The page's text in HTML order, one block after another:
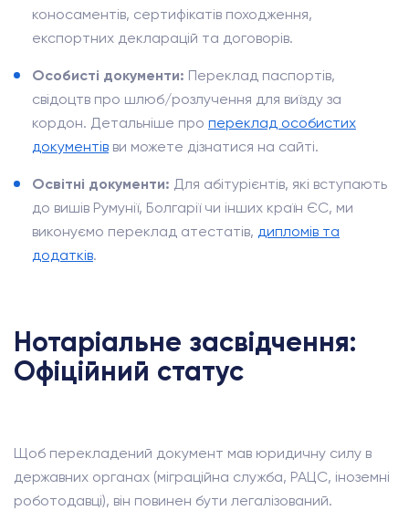
коносаментів, сертифікатів походження,
експортних декларацій та договорів.
Особисті документи: Переклад паспортів,
свідоцтв про шлюб/розлучення для виїзду за
кордон. Детальніше про переклад особистих
документів ви можете дізнатися на сайті.
Освітні документи: Для абітурієнтів, які вступають
до вишів Румунії, Болгарії чи інших країн ЄС, ми
виконуємо переклад атестатів, дипломів та
додатків.
Нотаріальне засвідчення:
Офіційний статус
Щоб перекладений документ мав юридичну силу в
державних органах (міграційна служба, РАЦС, іноземні
роботодавці), він повинен бути легалізований.